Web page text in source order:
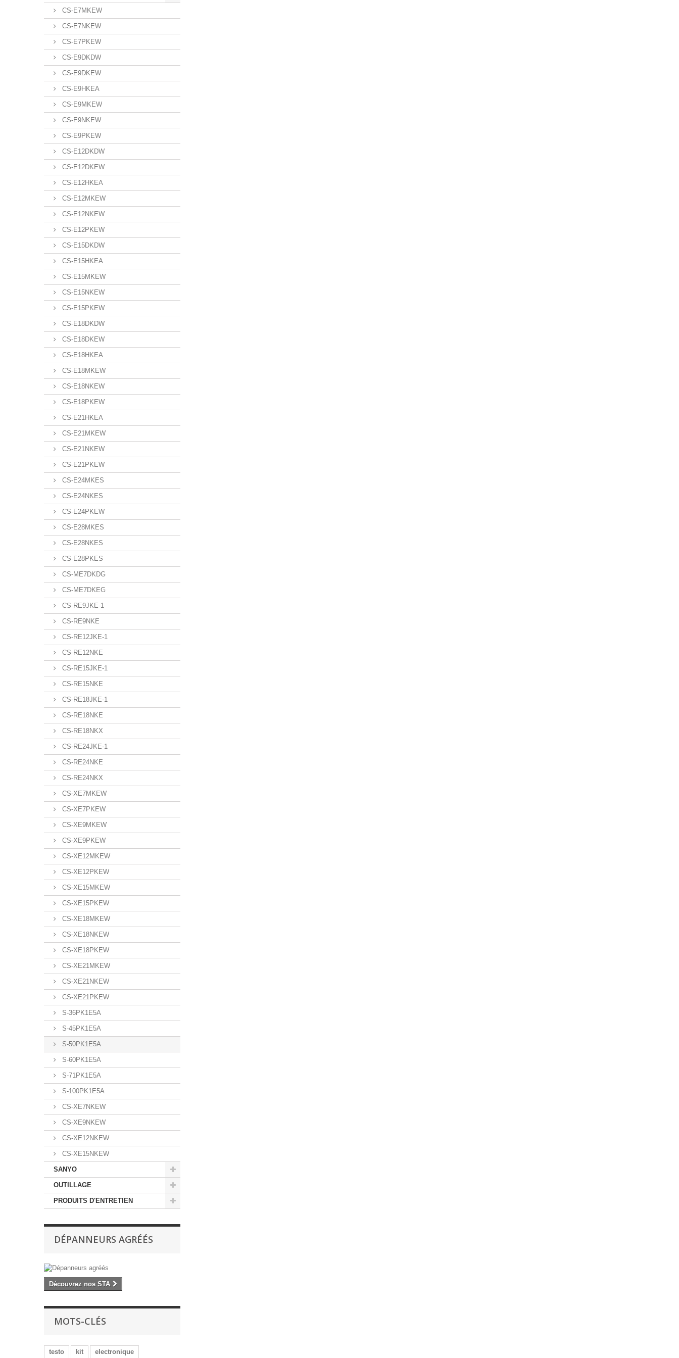
CS-E7MKEW
CS-E7NKEW
CS-E7PKEW
CS-E9DKDW
CS-E9DKEW
CS-E9HKEA
CS-E9MKEW
CS-E9NKEW
CS-E9PKEW
CS-E12DKDW
CS-E12DKEW
CS-E12HKEA
CS-E12MKEW
CS-E12NKEW
CS-E12PKEW
CS-E15DKDW
CS-E15HKEA
CS-E15MKEW
CS-E15NKEW
CS-E15PKEW
CS-E18DKDW
CS-E18DKEW
CS-E18HKEA
CS-E18MKEW
CS-E18NKEW
CS-E18PKEW
CS-E21HKEA
CS-E21MKEW
CS-E21NKEW
CS-E21PKEW
CS-E24MKES
CS-E24NKES
CS-E24PKEW
CS-E28MKES
CS-E28NKES
CS-E28PKES
CS-ME7DKDG
CS-ME7DKEG
CS-RE9JKE-1
CS-RE9NKE
CS-RE12JKE-1
CS-RE12NKE
CS-RE15JKE-1
CS-RE15NKE
CS-RE18JKE-1
CS-RE18NKE
CS-RE18NKX
CS-RE24JKE-1
CS-RE24NKE
CS-RE24NKX
CS-XE7MKEW
CS-XE7PKEW
CS-XE9MKEW
CS-XE9PKEW
CS-XE12MKEW
CS-XE12PKEW
CS-XE15MKEW
CS-XE15PKEW
CS-XE18MKEW
CS-XE18NKEW
CS-XE18PKEW
CS-XE21MKEW
CS-XE21NKEW
CS-XE21PKEW
S-36PK1E5A
S-45PK1E5A
S-50PK1E5A
S-60PK1E5A
S-71PK1E5A
S-100PK1E5A
CS-XE7NKEW
CS-XE9NKEW
CS-XE12NKEW
CS-XE15NKEW
SANYO
OUTILLAGE
PRODUITS D'ENTRETIEN
DÉPANNEURS AGRÉÉS
Découvrez nos STA
MOTS-CLÉS
testo kit electronique